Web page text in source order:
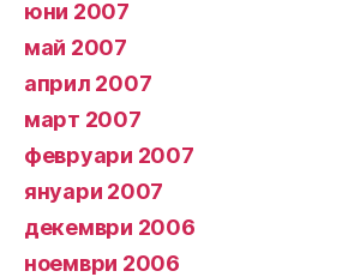
юни 2007
май 2007
април 2007
март 2007
февруари 2007
януари 2007
декември 2006
ноември 2006